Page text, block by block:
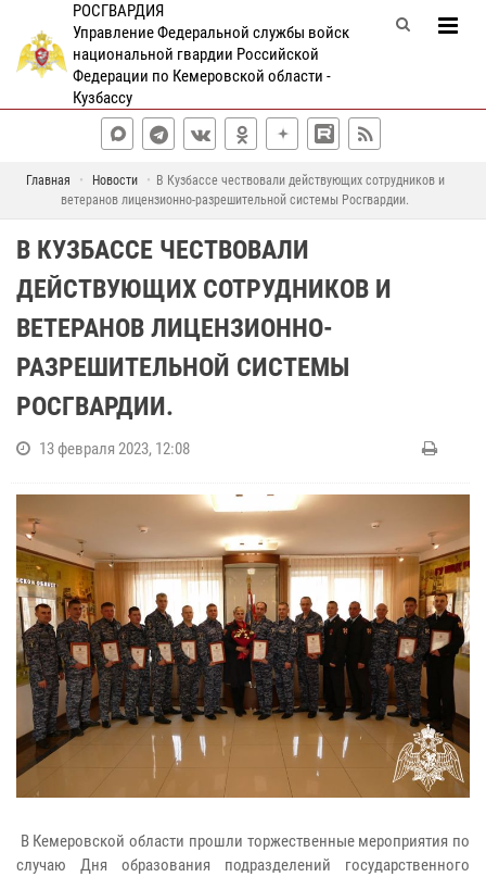
РОСГВАРДИЯ
Управление Федеральной службы войск
национальной гвардии Российской
Федерации по Кемеровской области -
Кузбассу
Главная Новости
В Кузбассе чествовали действующих сотрудников и
ветеранов лицензионно-разрешительной системы Росгвардии.
В КУЗБАССЕ ЧЕСТВОВАЛИ
ДЕЙСТВУЮЩИХ СОТРУДНИКОВ И
ВЕТЕРАНОВ ЛИЦЕНЗИОННО-
РАЗРЕШИТЕЛЬНОЙ СИСТЕМЫ
РОСГВАРДИИ.
13 февраля 2023, 12:08
В Кемеровской области прошли торжественные мероприятия по
случаю Дня образования подразделений государственного